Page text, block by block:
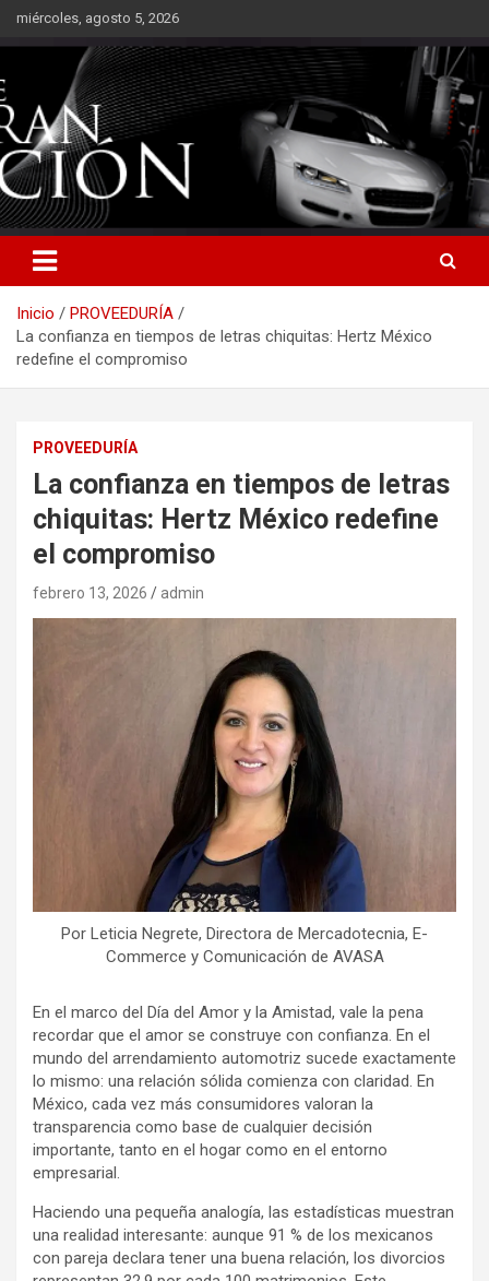
Saltarmiércoles, agosto 5, 2026
Inicio
PROVEEDURÍA
La confianza en tiempos de letras chiquitas: Hertz México
redefine el compromiso
PROVEEDURÍA
La confianza en tiempos de letras
chiquitas: Hertz México redefine
el compromiso
febrero 13, 2026 admin
Por Leticia Negrete, Directora de Mercadotecnia, E-
Commerce y Comunicación de AVASA
En el marco del Día del Amor y la Amistad, vale la pena
recordar que el amor se construye con confianza. En el
mundo del arrendamiento automotriz sucede exactamente
lo mismo: una relación sólida comienza con claridad. En
México, cada vez más consumidores valoran la
transparencia como base de cualquier decisión
importante, tanto en el hogar como en el entorno
empresarial.
Haciendo una pequeña analogía, las estadísticas muestran
una realidad interesante: aunque 91 % de los mexicanos
con pareja declara tener una buena relación, los divorcios